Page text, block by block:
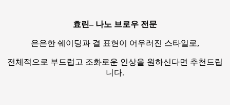
효린– 나노 브로우 전문
은은한 쉐이딩과 결 표현이 어우러진 스타일로,
전체적으로 부드럽고 조화로운 인상을 원하신다면 추천드립
니다.